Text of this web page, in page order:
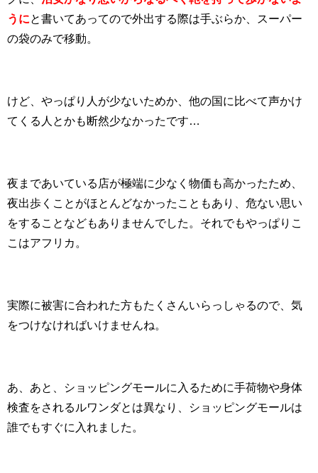
うに と書いてあってので外出する際は手ぶらか、スーパー
の袋のみで移動。
けど、やっぱり人が少ないためか、他の国に比べて声かけ
てくる人とかも断然少なかったです…
夜まであいている店が極端に少なく物価も高かったため、
夜出歩くことがほとんどなかったこともあり、危ない思い
をすることなどもありませんでした。それでもやっぱりこ
こはアフリカ。
実際に被害に合われた方もたくさんいらっしゃるので、気
をつけなければいけませんね。
あ、あと、ショッピングモールに入るために手荷物や身体
検査をされるルワンダとは異なり、ショッピングモールは
誰でもすぐに入れました。